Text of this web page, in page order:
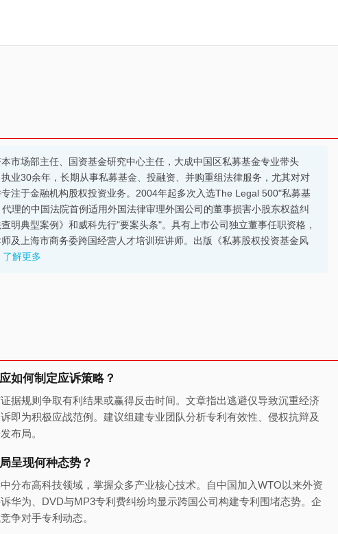
市场部主任、国资基金研究中心主任，大成中国区私募基金专业带头
业30余年，长期从事私募基金、投融资、并购重组法律服务，尤其对对
注于金融机构股权投资业务。2004年起多次入选The Legal 500"私募基
理的中国法院首例适用外国法律审理外国公司的董事损害小股东权益纠
明典型案例》和威科先行"要案头条"。具有上市公司独立董事任职资格，
及上海市商务委跨国经营人才培训班讲师。出版《私募股权投资基金风
了解更多
如何制定应诉策略？
据规则争取有利结果或赢得反击时间。文章指出逃避仅导致沉重经济
即为积极应战范例。建议组建专业团队分析专利有效性、侵权抗辩及
布局。
呈现何种态势？
分布高科技领域，掌握众多产业核心技术。自中国加入WTO以来外资
华为、DVD与MP3专利费纠纷均显示跨国公司构建专利围堵态势。企
争对手专利动态。